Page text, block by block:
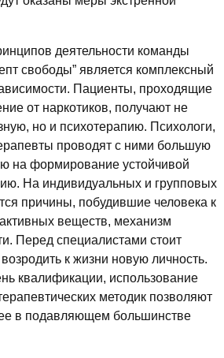
деятельности команды
свободы” является комплексный
Пациенты, проходящие
от наркотиков, получают не
но и психотерапию. Психологи,
проводят с ними большую
на формирование устойчивой
На индивидуальных и групповых
причины, побудившие человека к
веществ, механизм
Перед специалистами стоит
к жизни новую личность.
квалификации, использование
методик позволяют
в подавляющем большинстве